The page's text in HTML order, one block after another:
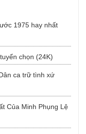
1975 hay nhất
chọn (24K)
ca trữ tình xứ
Của Minh Phụng Lệ